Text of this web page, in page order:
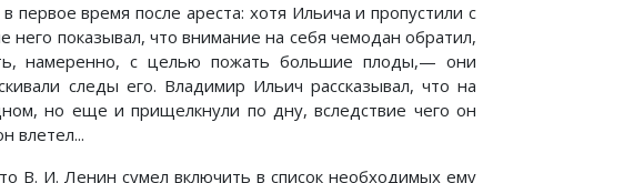
время после ареста: хотя Ильича и пропустили с
него показывал, что внимание на себя чемодан обратил,
намеренно, с целью пожать большие плоды,— они
следы его. Владимир Ильич рассказывал, что на
но еще и прищелкнули по дну, вследствие чего он
влетел...
В. И. Ленин сумел включить в список необходимых ему